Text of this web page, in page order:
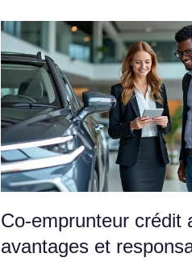
Co-emprunteur crédit
avantages et